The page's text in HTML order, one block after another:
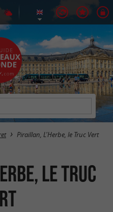
Piraillan, L'Herbe, le Truc Vert
le Truc